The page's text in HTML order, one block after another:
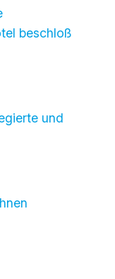
beschloß
und